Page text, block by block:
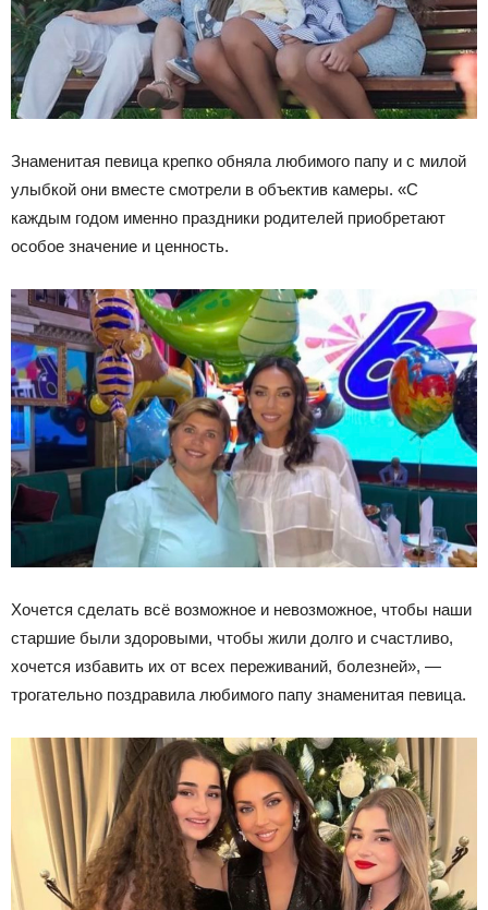
Знаменитая певица крепко обняла любимого папу и с милой
улыбкой они вместе смотрели в объектив камеры. «С
каждым годом именно праздники родителей приобретают
особое значение и ценность.
Хочется сделать всё возможное и невозможное, чтобы наши
старшие были здоровыми, чтобы жили долго и счастливо,
хочется избавить их от всех переживаний, болезней», —
трогательно поздравила любимого папу знаменитая певица.